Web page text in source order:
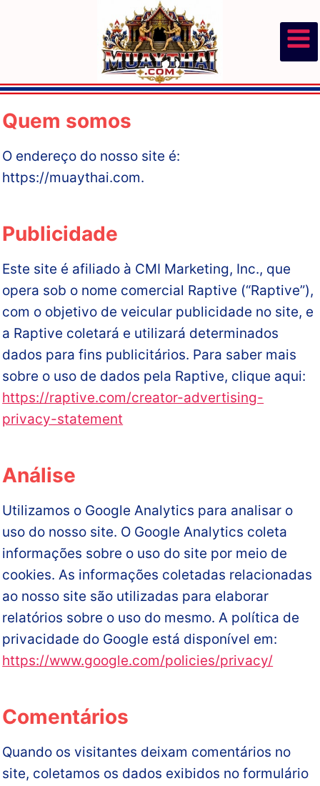
Quem somos
O endereço do nosso site é:
https://muaythai.com.
Publicidade
Este site é afiliado à CMI Marketing, Inc., que
opera sob o nome comercial Raptive (“Raptive”),
com o objetivo de veicular publicidade no site, e
a Raptive coletará e utilizará determinados
dados para fins publicitários. Para saber mais
sobre o uso de dados pela Raptive, clique aqui:
https://raptive.com/creator-advertising-
privacy-statement
Análise
Utilizamos o Google Analytics para analisar o
uso do nosso site. O Google Analytics coleta
informações sobre o uso do site por meio de
cookies. As informações coletadas relacionadas
ao nosso site são utilizadas para elaborar
relatórios sobre o uso do mesmo. A política de
privacidade do Google está disponível em:
https://www.google.com/policies/privacy/
Comentários
Quando os visitantes deixam comentários no
site, coletamos os dados exibidos no formulário